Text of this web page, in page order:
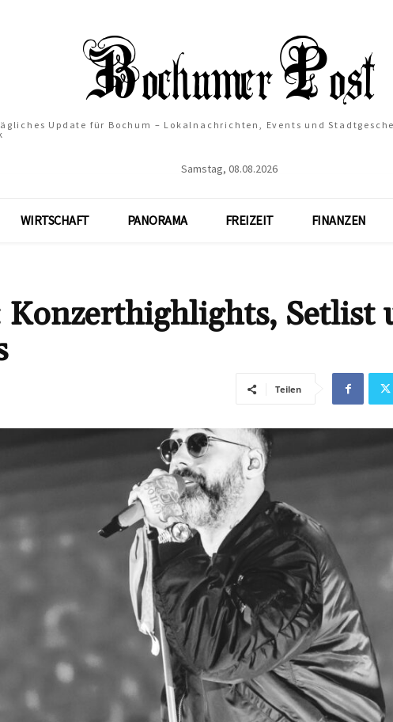
Update für Bochum – Lokalnachrichten, Events und
Samstag, 08.08.2026
WIRTSCHAFT PANORAMA FREIZEIT FINANZEN
Konzerthighlights, Setlist
Teilen